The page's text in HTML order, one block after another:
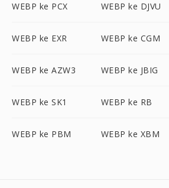
WEBP ke PCX WEBP ke DJVU
WEBP ke EXR WEBP ke CGM
WEBP ke AZW3 WEBP ke JBIG
WEBP ke SK1 WEBP ke RB
WEBP ke PBM WEBP ke XBM